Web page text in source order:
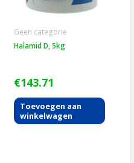
Geen categorie
Halamid D, 5kg
€143.71
Toevoegen aan
winkelwagen